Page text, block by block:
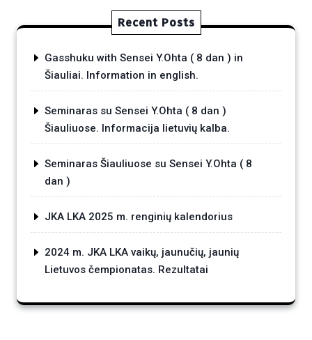
Recent Posts
Gasshuku with Sensei Y.Ohta ( 8 dan ) in
Šiauliai. Information in english.
Seminaras su Sensei Y.Ohta ( 8 dan )
Šiauliuose. Informacija lietuvių kalba.
Seminaras Šiauliuose su Sensei Y.Ohta ( 8
dan )
JKA LKA 2025 m. renginių kalendorius
2024 m. JKA LKA vaikų, jaunučių, jaunių
Lietuvos čempionatas. Rezultatai